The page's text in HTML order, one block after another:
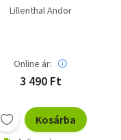
Lillenthal Andor
Online ár:
3 490 Ft
Kosárba